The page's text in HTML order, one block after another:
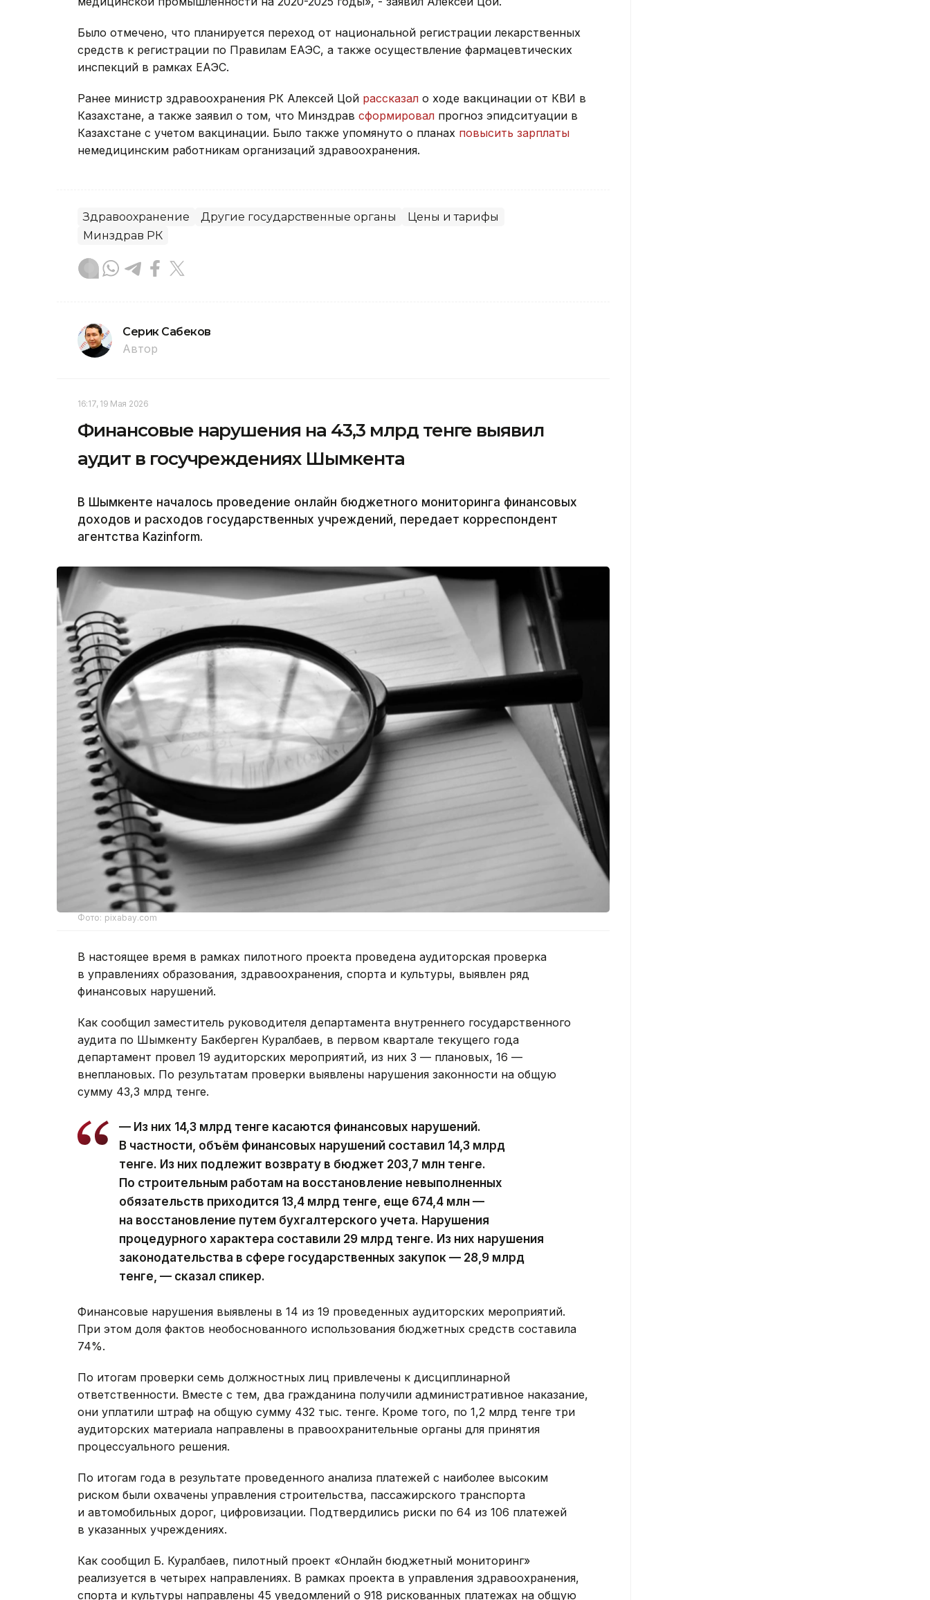
Было отмечено, что планируется переход от национальной регистрации лекарственных
средств к регистрации по Правилам ЕАЭС, а также осуществление фармацевтических
инспекций в рамках ЕАЭС.
Ранее министр здравоохранения РК Алексей Цой рассказал о ходе вакцинации от КВИ в
Казахстане, а также заявил о том, что Минздрав сформировал прогноз эпидситуации в
Казахстане с учетом вакцинации. Было также упомянуто о планах повысить зарплаты
немедицинским работникам организаций здравоохранения.
Здравоохранение Другие государственные органы
Цены и тарифы
Минздрав РК
Серик Сабеков
Автор
16:17, 19 Мая 2026
Финансовые нарушения на 43,3 млрд тенге выявил
аудит в госучреждениях Шымкента
В Шымкенте началось проведение онлайн бюджетного мониторинга финансовых
доходов и расходов государственных учреждений, передает корреспондент
агентства Kazinform.
Фото: pixabay.com
В настоящее время в рамках пилотного проекта проведена аудиторская проверка
в управлениях образования, здравоохранения, спорта и культуры, выявлен ряд
финансовых нарушений.
Как сообщил заместитель руководителя департамента внутреннего государственного
аудита по Шымкенту Бакберген Куралбаев, в первом квартале текущего года
департамент провел 19 аудиторских мероприятий, из них 3 — плановых, 16 —
внеплановых. По результатам проверки выявлены нарушения законности на общую
сумму 43,3 млрд тенге.
— Из них 14,3 млрд тенге касаются финансовых нарушений.
В частности, объём финансовых нарушений составил 14,3 млрд
тенге. Из них подлежит возврату в бюджет 203,7 млн тенге.
По строительным работам на восстановление невыполненных
обязательств приходится 13,4 млрд тенге, еще 674,4 млн —
на восстановление путем бухгалтерского учета. Нарушения
процедурного характера составили 29 млрд тенге. Из них нарушения
законодательства в сфере государственных закупок — 28,9 млрд
тенге, — сказал спикер.
Финансовые нарушения выявлены в 14 из 19 проведенных аудиторских мероприятий.
При этом доля фактов необоснованного использования бюджетных средств составила
74%.
По итогам проверки семь должностных лиц привлечены к дисциплинарной
ответственности. Вместе с тем, два гражданина получили административное наказание,
они уплатили штраф на общую сумму 432 тыс. тенге. Кроме того, по 1,2 млрд тенге три
аудиторских материала направлены в правоохранительные органы для принятия
процессуального решения.
По итогам года в результате проведенного анализа платежей с наиболее высоким
риском были охвачены управления строительства, пассажирского транспорта
и автомобильных дорог, цифровизации. Подтвердились риски по 64 из 106 платежей
в указанных учреждениях.
Как сообщил Б. Куралбаев, пилотный проект «Онлайн бюджетный мониторинг»
реализуется в четырех направлениях. В рамках проекта в управления здравоохранения,
спорта и культуры направлены 45 уведомлений о 918 рискованных платежах на общую